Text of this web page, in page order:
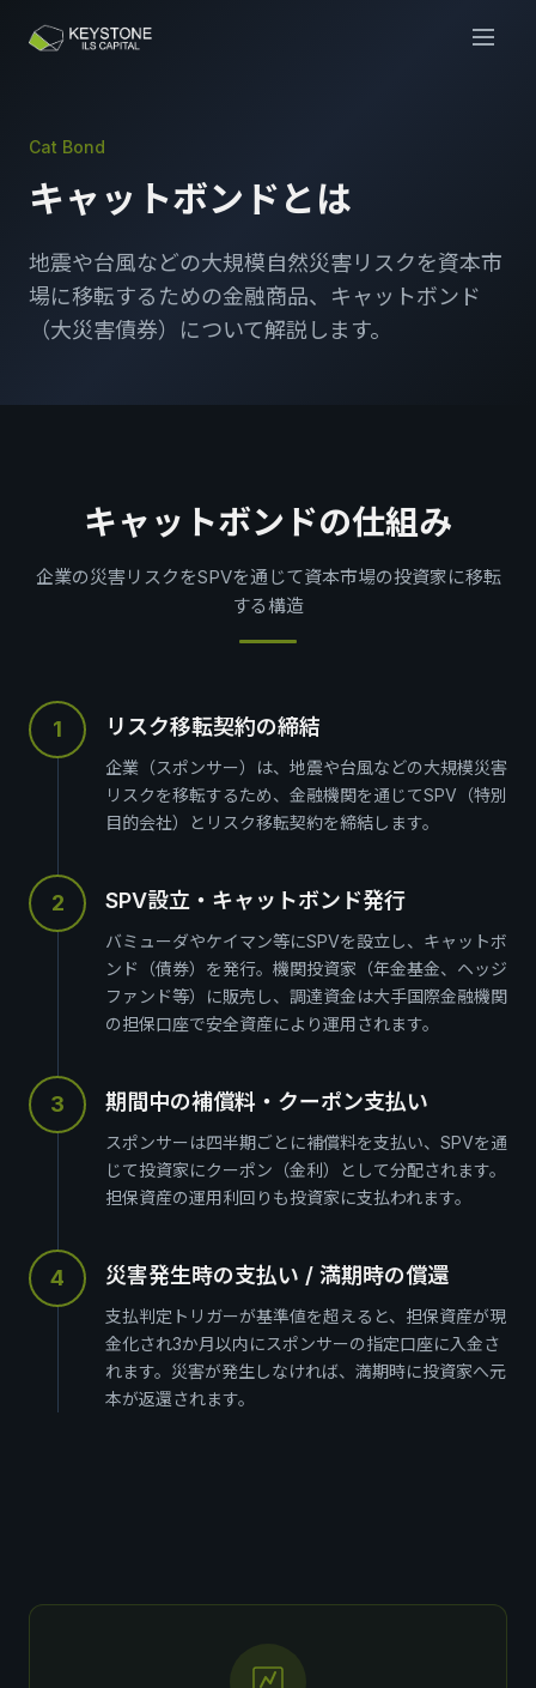
Cat Bond
キャットボンドとは
地震や台風などの大規模自然災害リスクを資本市
場に移転するための金融商品、キャットボンド
（大災害債券）について解説します。
キャットボンドの仕組み
企業の災害リスクをSPVを通じて資本市場の投資家に移転
する構造
1 リスク移転契約の締結
企業（スポンサー）は、地震や台風などの大規模災害
リスクを移転するため、金融機関を通じてSPV（特別
目的会社）とリスク移転契約を締結します。
2 SPV設立・キャットボンド発行
バミューダやケイマン等にSPVを設立し、キャットボ
ンド（債券）を発行。機関投資家（年金基金、ヘッジ
ファンド等）に販売し、調達資金は大手国際金融機関
の担保口座で安全資産により運用されます。
3 期間中の補償料・クーポン支払い
スポンサーは四半期ごとに補償料を支払い、SPVを通
じて投資家にクーポン（金利）として分配されます。
担保資産の運用利回りも投資家に支払われます。
4 災害発生時の支払い / 満期時の償還
支払判定トリガーが基準値を超えると、担保資産が現
金化され3か月以内にスポンサーの指定口座に入金さ
れます。災害が発生しなければ、満期時に投資家へ元
本が返還されます。